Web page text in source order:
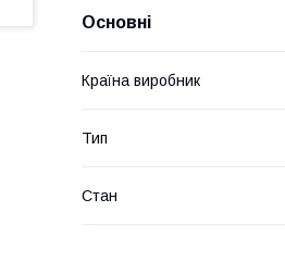
Основні
Країна виробник
Тип
Стан